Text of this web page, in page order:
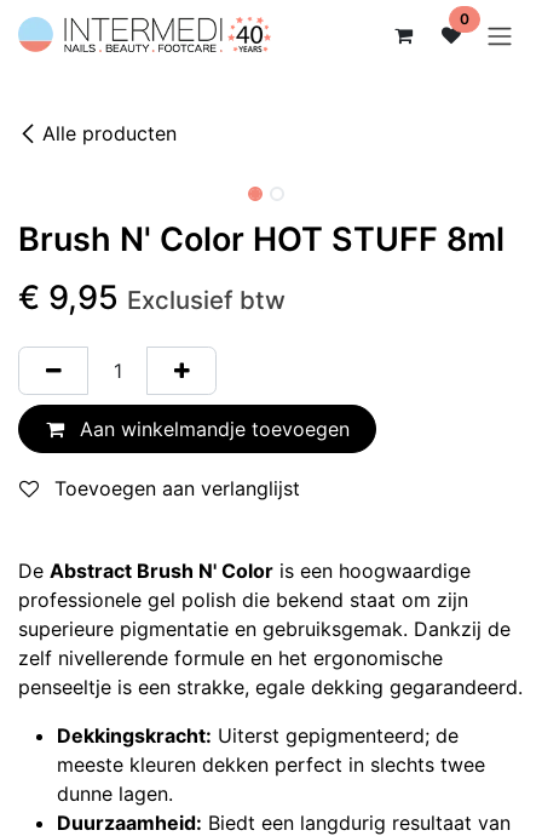
Overslaan naar inhoud 0
Alle producten
Brush N' Color HOT STUFF 8ml
De Abstract Brush N' Color is een hoogwaardige
professionele gel polish die bekend staat om zijn
superieure pigmentatie en gebruiksgemak. Dankzij de
zelf nivellerende formule en het ergonomische
penseeltje is een strakke, egale dekking gegarandeerd.
Dekkingskracht: Uiterst gepigmenteerd; de
meeste kleuren dekken perfect in slechts twee
dunne lagen.
Duurzaamheid: Biedt een langdurig resultaat van
€ 9,95 Exclusief btw
Aan winkelmandje toevoegen
Toevoegen aan verlanglijst